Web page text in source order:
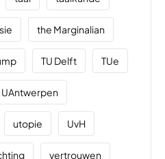
the Marginalian
TU Delft TUe
UAntwerpen
utopie UvH
vertrouwen